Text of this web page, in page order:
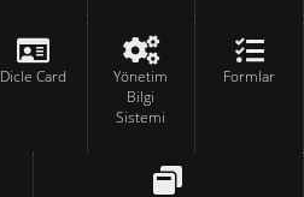
Dicle Card
Yönetim
Bilgi
Sistemi
Formlar